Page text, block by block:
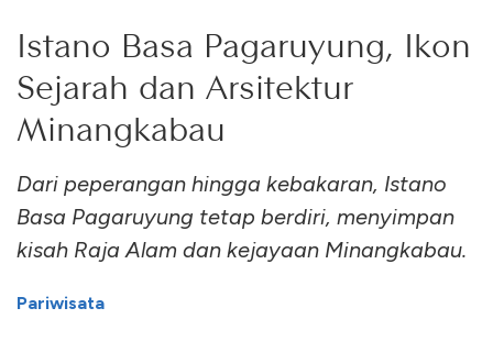
Istano Basa Pagaruyung, Ikon
Sejarah dan Arsitektur
Minangkabau
Dari peperangan hingga kebakaran, Istano
Basa Pagaruyung tetap berdiri, menyimpan
kisah Raja Alam dan kejayaan Minangkabau.
Pariwisata